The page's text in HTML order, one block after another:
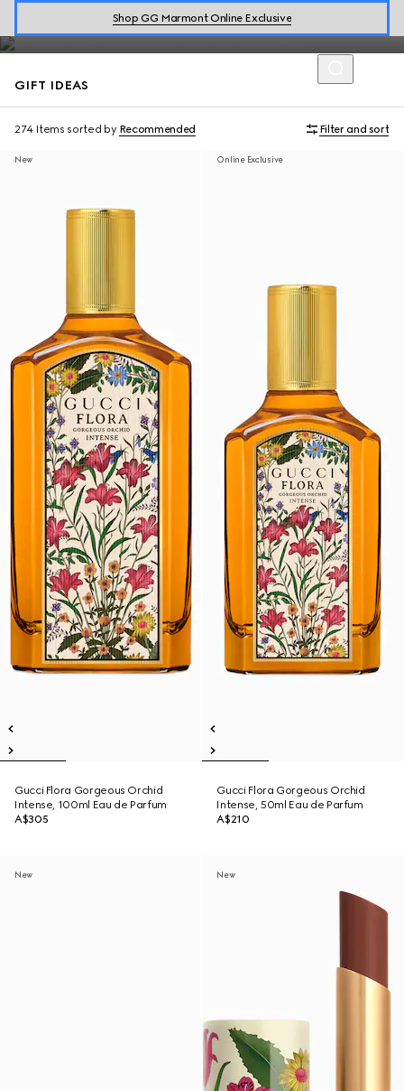
Shop GG Marmont Online Exclusive
makeup collections.
GIFT IDEAS
274 Items sorted by Recommended Filter and sort
New
Gucci Flora Gorgeous Orchid
Intense, 100ml Eau de Parfum
A$305
Online Exclusive
Gucci Flora Gorgeous Orchid
Intense, 50ml Eau de Parfum
A$210
New New